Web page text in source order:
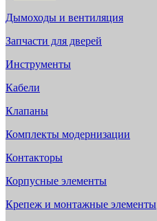
Дымоходы и вентиляция
Запчасти для дверей
Инструменты
Кабели
Клапаны
Комплекты модернизации
Контакторы
Корпусные элементы
Крепеж и монтажные элементы